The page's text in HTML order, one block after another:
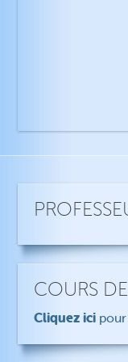
COURS
Cliquez ici